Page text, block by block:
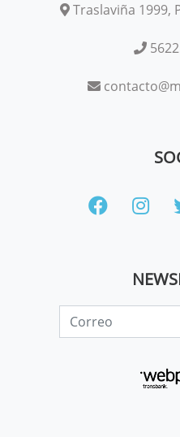
Traslaviña 1999,